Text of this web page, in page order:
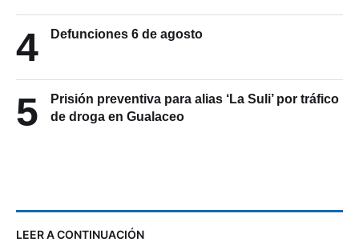
4 Defunciones 6 de agosto
5
Prisión preventiva para alias ‘La Suli’ por tráfico
de droga en Gualaceo
LEER A CONTINUACIÓN